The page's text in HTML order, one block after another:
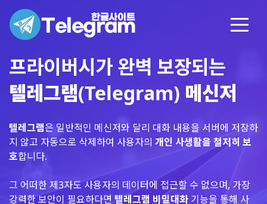
프라이버시가 완벽 보장되는
텔레그램(Telegram) 메신저
텔레그램은 일반적인 메신저와 달리 대화 내용을 서버에 저장하
지 않고 자동으로 삭제하여 사용자의 개인 사생활을 철저히 보
호합니다.
그 어떠한 제3자도 사용자의 데이터에 접근할 수 없으며, 가장
강력한 보안이 필요하다면 텔레그램 비밀대화 기능을 통해 사